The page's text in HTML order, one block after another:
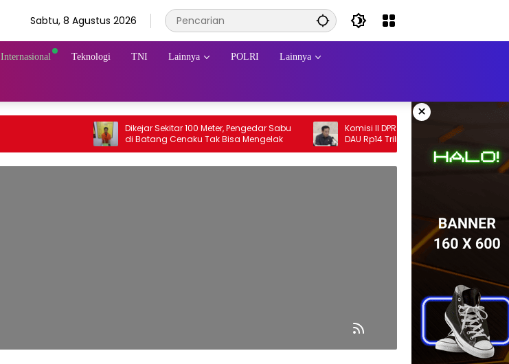
Sabtu, 8 Agustus 2026
Internasional Teknologi TNI Lainnya POLRI Lainnya
×
Dikejar Sekitar 100 Meter, Pengedar Sabu
di Batang Cenaku Tak Bisa Mengelak
Komisi II DPR Desak Pusat Segera Cairkan
DAU Rp14 Triliun untuk 79 Daerah, Gaji PNS
Terancam Telat